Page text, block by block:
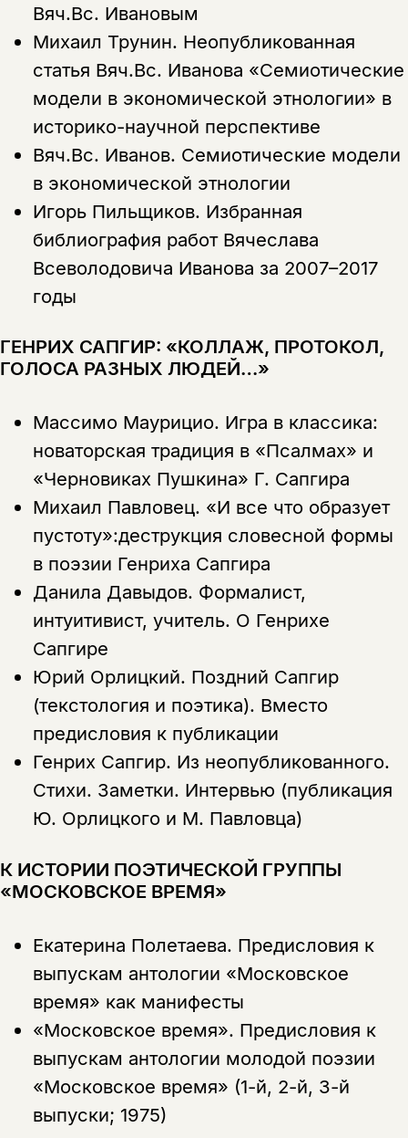
Вяч.Вс. Ивановым
Михаил Трунин. Неопубликованная
статья Вяч.Вс. Иванова «Семиотические
модели в экономической этнологии» в
историко-научной перспективе
Вяч.Вс. Иванов. Семиотические модели
в экономической этнологии
Игорь Пильщиков. Избранная
библиография работ Вячеслава
Всеволодовича Иванова за 2007–2017
годы
ГЕНРИХ САПГИР: «КОЛЛАЖ, ПРОТОКОЛ,
ГОЛОСА РАЗНЫХ ЛЮДЕЙ…»
Массимо Маурицио. Игра в классика:
новаторская традиция в «Псалмах» и
«Черновиках Пушкина» Г. Сапгира
Михаил Павловец. «И все что образует
пустоту»:деструкция словесной формы
в поэзии Генриха Сапгира
Данила Давыдов. Формалист,
интуитивист, учитель. О Генрихе
Сапгире
Юрий Орлицкий. Поздний Сапгир
(текстология и поэтика). Вместо
предисловия к публикации
Генрих Сапгир. Из неопубликованного.
Стихи. Заметки. Интервью (публикация
Ю. Орлицкого и М. Павловца)
К ИСТОРИИ ПОЭТИЧЕСКОЙ ГРУППЫ
«МОСКОВСКОЕ ВРЕМЯ»
Екатерина Полетаева. Предисловия к
выпускам антологии «Московское
время» как манифесты
«Московское время». Предисловия к
выпускам антологии молодой поэзии
«Московское время» (1-й, 2-й, 3-й
выпуски; 1975)
Копировать Вконтакте Телеграм Дзен